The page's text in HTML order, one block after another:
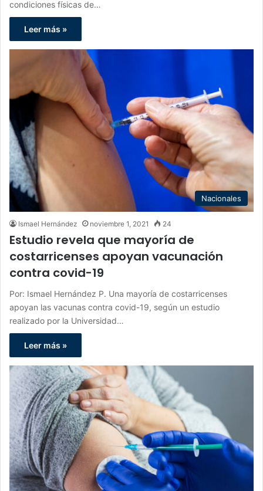
condiciones físicas de…
Leer más »
Nacionales
Ismael Hernández noviembre 1, 2021 24
Estudio revela que mayoría de
costarricenses apoyan vacunación
contra covid-19
Por: Ismael Hernández P. Una mayoría de costarricenses
apoyan las vacunas contra covid-19, según un estudio
realizado por la Universidad…
Leer más »